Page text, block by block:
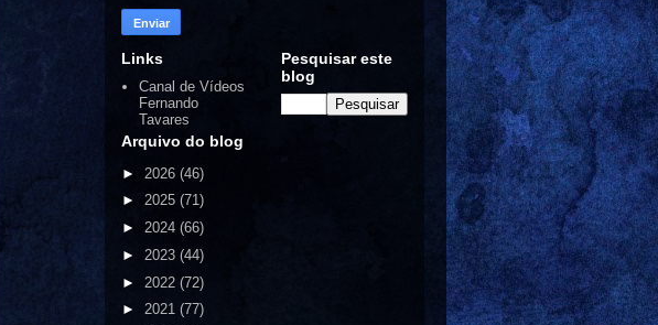
Links
Canal de Vídeos
Fernando
Tavares
Pesquisar este
blog
Arquivo do blog
► 2026 (46)
► 2025 (71)
► 2024 (66)
► 2023 (44)
► 2022 (72)
► 2021 (77)